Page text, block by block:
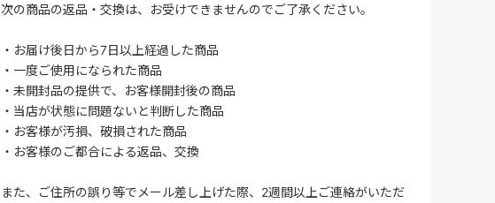
次の商品の返品・交換は、お受けできませんのでご了承ください。
・お届け後日から7日以上経過した商品
・一度ご使用になられた商品
・未開封品の提供で、お客様開封後の商品
・当店が状態に問題ないと判断した商品
・お客様が汚損、破損された商品
・お客様のご都合による返品、交換
また、ご住所の誤り等でメール差し上げた際、2週間以上ご連絡がいただ